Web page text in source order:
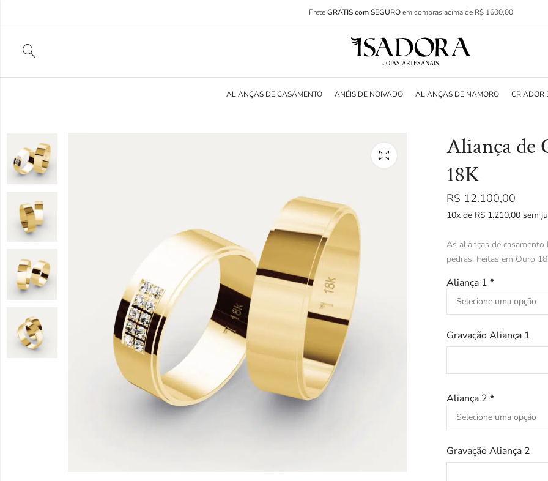
FreteGRÁTIS com SEGUROem compras acima de R$ 1600,00
ALIANÇAS DE CASAMENTO ANÉIS DE NOIVADO ALIANÇAS DE NAMORO CRIADOR
Aliança de
18K
R$ 12.100,00
10x de R$ 1.210,00 sem
As alianças de
pedras. Feitas em Ouro
Aliança 1 *
Gravação Aliança 1
Aliança 2 *
Gravação Aliança 2